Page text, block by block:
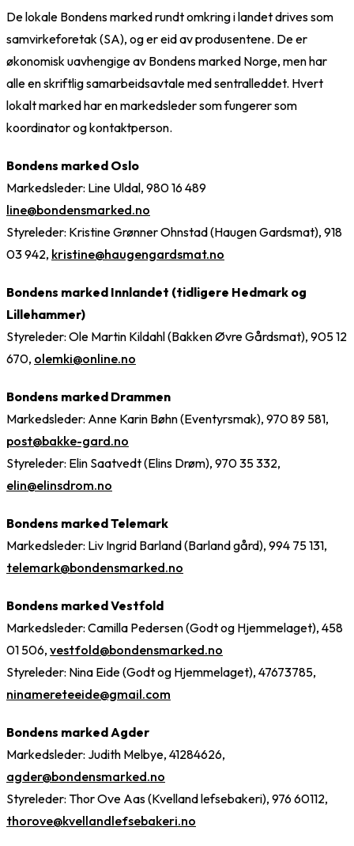
De lokale Bondens marked rundt omkring i landet drives som
samvirkeforetak (SA), og er eid av produsentene. De er
økonomisk uavhengige av Bondens marked Norge, men har
alle en skriftlig samarbeidsavtale med sentralleddet. Hvert
lokalt marked har en markedsleder som fungerer som
koordinator og kontaktperson.
Bondens marked Oslo
Markedsleder: Line Uldal, 980 16 489
line@bondensmarked.no
Styreleder: Kristine Grønner Ohnstad (Haugen Gardsmat), 918
03 942, kristine@haugengardsmat.no
Bondens marked Innlandet (tidligere Hedmark og
Lillehammer)
Styreleder: Ole Martin Kildahl (Bakken Øvre Gårdsmat), 905 12
670, olemki@online.no
Bondens marked Drammen
Markedsleder: Anne Karin Bøhn (Eventyrsmak), 970 89 581,
post@bakke-gard.no
Styreleder: Elin Saatvedt (Elins Drøm), 970 35 332,
elin@elinsdrom.no
Bondens marked Telemark
Markedsleder: Liv Ingrid Barland (Barland gård), 994 75 131,
telemark@bondensmarked.no
Bondens marked Vestfold
Markedsleder: Camilla Pedersen (Godt og Hjemmelaget), 458
01 506, vestfold@bondensmarked.no
Styreleder: Nina Eide (Godt og Hjemmelaget), 47673785,
ninamereteeide@gmail.com
Bondens marked Agder
Markedsleder: Judith Melbye, 41284626,
agder@bondensmarked.no
Styreleder: Thor Ove Aas (Kvelland lefsebakeri), 976 60112,
thorove@kvellandlefsebakeri.no